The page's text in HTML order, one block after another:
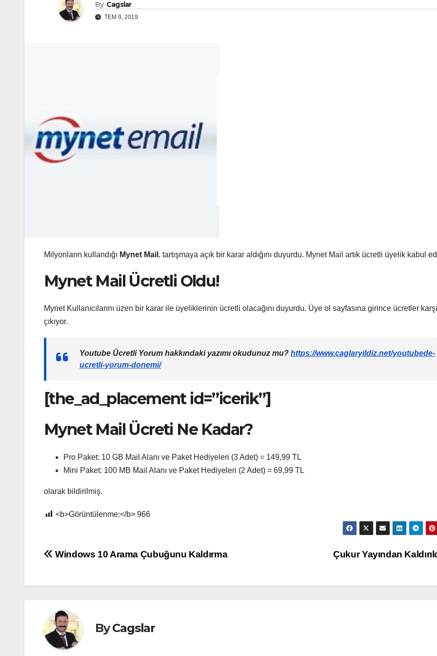
By Cagslar
TEM 9, 2019
Milyonların kullandığı Mynet Mail , tartışmaya açık bir karar aldığını duyurdu. Mynet Mail artık ücretli üyelik kabul
Mynet Mail Ücretli Oldu!
Mynet Kullanıcılarını üzen bir karar ile üyeliklerinin ücretli olacağını duyurdu. Üye ol sayfasına girince ücretler
çıkıyor.
Youtube Ücretli Yorum hakkındaki yazımı okudunuz mu? https://www.caglaryildiz.net/youtubede-
ucretli-yorum-donemi/
[the_ad_placement id=”icerik”]
Mynet Mail Ücreti Ne Kadar?
Pro Paket: 10 GB Mail Alanı ve Paket Hediyeleri (3 Adet) = 149,99 TL
Mini Paket: 100 MB Mail Alanı ve Paket Hediyeleri (2 Adet) = 69,99 TL
olarak bildirilmiş.
<b>Görüntülenme:</b> 966
Yazı
Çukur Yayından
Windows 10 Arama Çubuğunu Kaldırma
ByCagslar